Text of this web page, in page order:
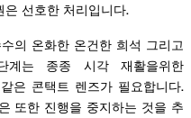
선호한 처리입니다.
의 온화한 온건한 희석 그리고
계는 종종 시각 재활을위한
은 콘택트 렌즈가 필요합니다.
또한 진행을 중지하는 것을 추